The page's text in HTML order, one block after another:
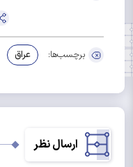
برچسب‌ها: عراق
ارسال نظر